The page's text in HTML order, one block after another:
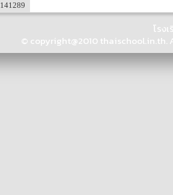
141289
โรง
© copyright@2010 thaischool.in.th.